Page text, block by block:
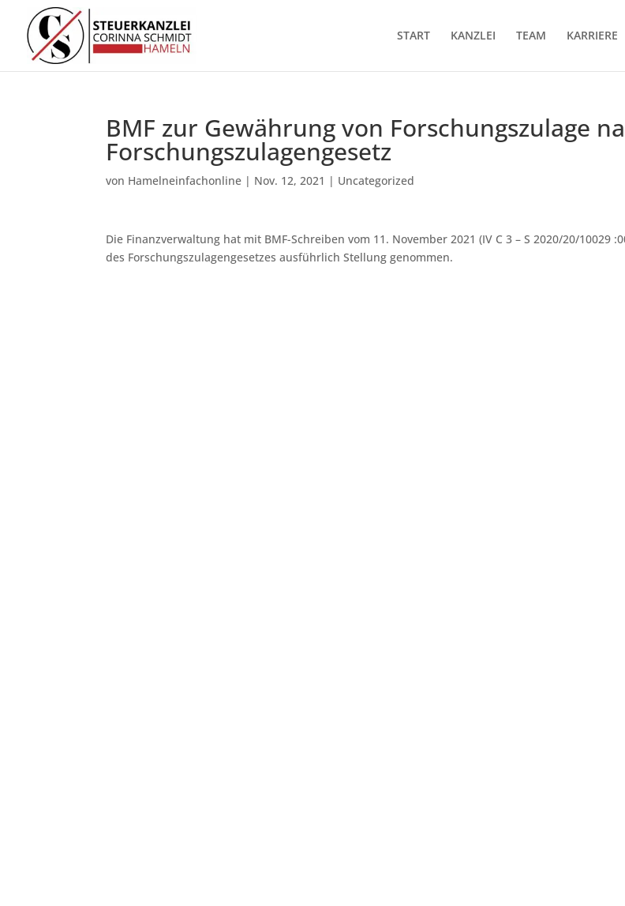
START KANZLEI TEAM KARRIERE
BMF zur Ge­wäh­rung von For­schungs­zu­la­ge
For­schungs­zu­la­gen­ge­setz
von Hamelneinfachonline | Nov. 12, 2021 | Uncategorized
Die Finanzverwaltung hat mit BMF-Schreiben vom 11. November 2021 (IV C 3 – S 2020/20/10029
des Forschungszulagengesetzes ausführlich Stellung genommen.